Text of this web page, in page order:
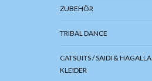
ZUBEHÖR
TRIBAL DANCE
CATSUITS / SAIDI & HAGALLA
KLEIDER